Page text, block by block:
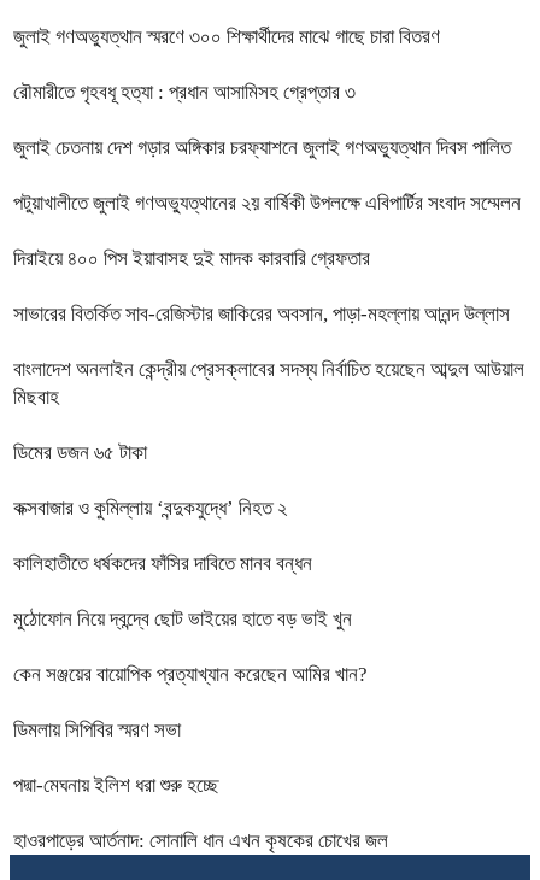
জুলাই গণঅভ্যুত্থান স্মরণে ৩০০ শিক্ষার্থীদের মাঝে গাছে চারা বিতরণ
রৌমারীতে গৃহবধূ হত্যা : প্রধান আসামিসহ গ্রেপ্তার ৩
জুলাই চেতনায় দেশ গড়ার অঙ্গিকার চরফ্যাশনে জুলাই গণঅভ্যুত্থান দিবস পালিত
পটুয়াখালীতে জুলাই গণঅভ্যুত্থানের ২য় বার্ষিকী উপলক্ষে এবিপার্টির সংবাদ সম্মেলন
দিরাইয়ে ৪০০ পিস ইয়াবাসহ দুই মাদক কারবারি গ্রেফতার
সাভারের বিতর্কিত সাব-রেজিস্টার জাকিরের অবসান, পাড়া-মহল্লায় আনন্দ উল্লাস
বাংলাদেশ অনলাইন কেন্দ্রীয় প্রেসক্লাবের সদস্য নির্বাচিত হয়েছেন আব্দুল আউয়াল
মিছবাহ
ডিমের ডজন ৬৫ টাকা
কক্সবাজার ও কুমিল্লায় ‘বন্দুকযুদ্ধে’ নিহত ২
কালিহাতীতে ধর্ষকদের ফাঁসির দাবিতে মানব বন্ধন
মুঠোফোন নিয়ে দ্বন্দ্বে ছোট ভাইয়ের হাতে বড় ভাই খুন
কেন সঞ্জয়ের বায়োপিক প্রত্যাখ্যান করেছেন আমির খান?
ডিমলায় সিপিবির স্মরণ সভা
পদ্মা-মেঘনায় ইলিশ ধরা শুরু হচ্ছে
হাওরপাড়ের আর্তনাদ: সোনালি ধান এখন কৃষকের চোখের জল